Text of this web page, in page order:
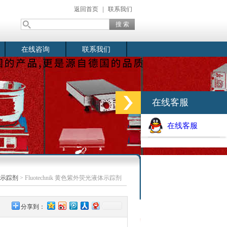
返回首页 联系我们
在线咨询 联系我们
示踪剂 > Fluotechnik 黄色紫外荧光液体示踪剂
分享到：
在线客服
在线客服